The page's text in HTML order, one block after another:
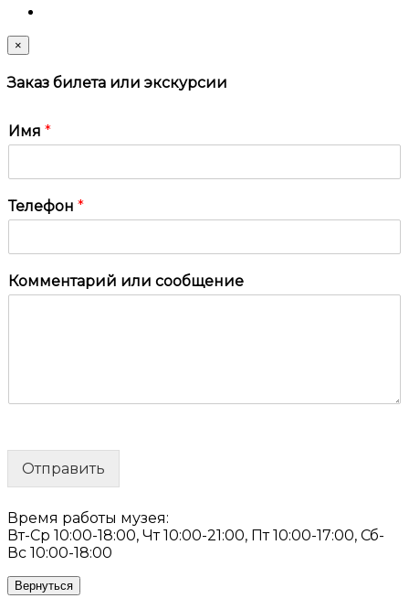
×
Заказ билета или экскурсии
Имя *
Телефон *
Комментарий или сообщение
Отправить
Время работы музея:
Вт-Ср 10:00-18:00, Чт 10:00-21:00, Пт 10:00-17:00, Сб-
Вс 10:00-18:00
Вернуться